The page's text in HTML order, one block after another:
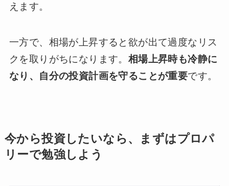
えます。
一方で、相場が上昇すると欲が出て過度なリス
クを取りがちになります。 相場上昇時も冷静に
なり、自分の投資計画を守ることが重要です。
今から投資したいなら、まずはプロパ
リーで勉強しよう